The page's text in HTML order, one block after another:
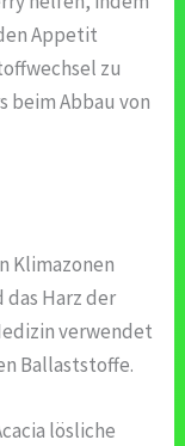
Appetit
zu
beim Abbau von
Klimazonen
Harz der
verwendet
Ballaststoffe.
lösliche